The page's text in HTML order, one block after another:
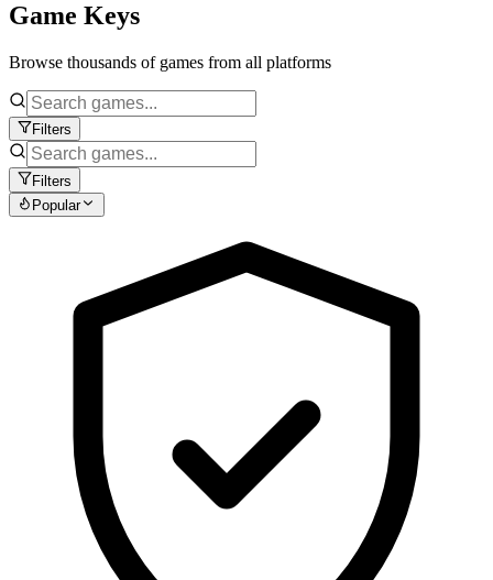
Game Keys
Browse thousands of games from all platforms
Filters
Filters
Popular